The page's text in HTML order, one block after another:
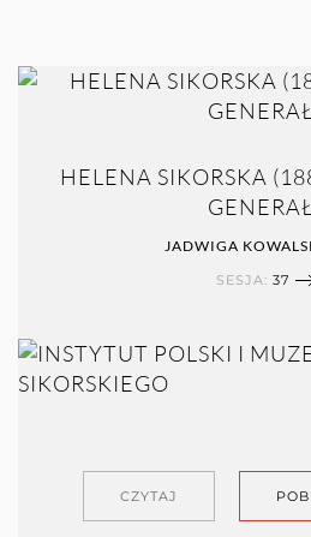
HELENA SIKORSKA
JADWIGA
SESJA: 37
CZYTAJ